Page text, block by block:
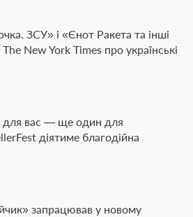
ЗСУ» і «Єнот Ракета та інші
New York Times про українські
для вас — ще один для
діятиме благодійна
запрацював у новому